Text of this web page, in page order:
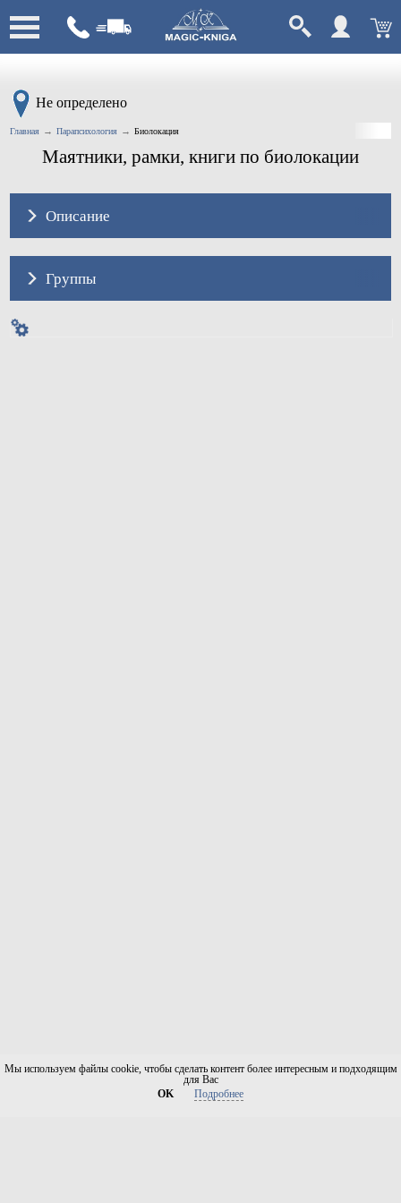
Не определено
Главная Парапсихология Биолокация
Маятники, рамки, книги по биолокации
Описание
Группы
Мы используем файлы cookie, чтобы сделать контент более интересным и подходящим
для Вас
OK
Подробнее